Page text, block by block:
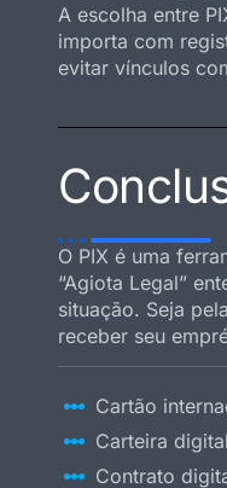
A escolha entre
importa com
evitar vínculos
O PIX é uma
“Agiota Legal”
situação. Seja
receber seu
Cartão
Carteira
Contrato